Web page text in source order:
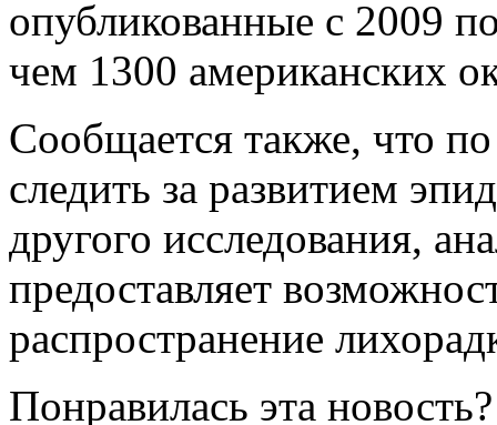
опубликованные с 2009
чем 1300 американских
Сообщается также, что
следить за развитием
другого исследования,
предоставляет
распространение
Понравилась эта